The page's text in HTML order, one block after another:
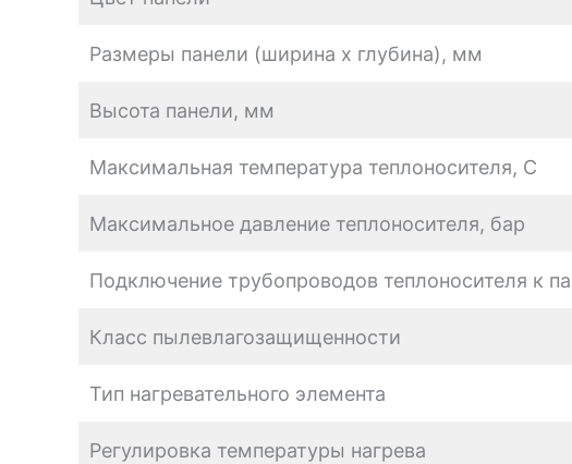
Размеры панели (ширина x глубина), мм
Высота панели, мм
Максимальная температура теплоносителя, C
Максимальное давление теплоносителя, бар
Подключение трубопроводов теплоносителя к
Класс пылевлагозащищенности
Тип нагревательного элемента
Регулировка температуры нагрева